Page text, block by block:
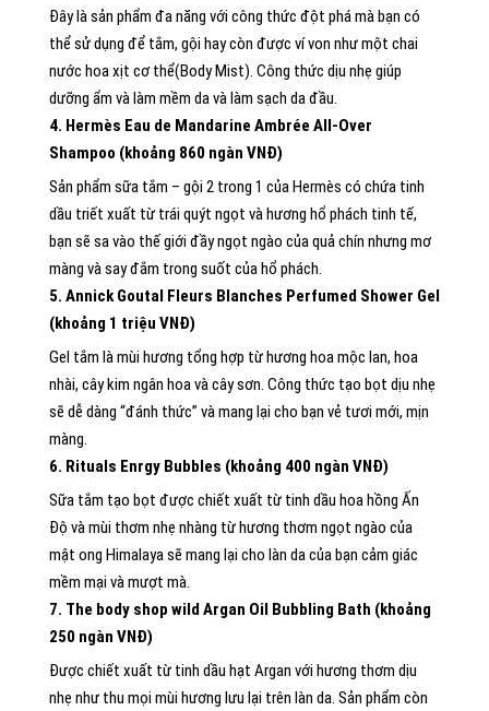
Đây là sản phẩm đa năng với công thức đột phá mà bạn có
thể sử dụng để tắm, gội hay còn được ví von như một chai
nước hoa xịt cơ thể(Body Mist). Công thức dịu nhẹ giúp
dưỡng ẩm và làm mềm da và làm sạch da đầu.
4. Hermès Eau de Mandarine Ambrée All-Over
Shampoo (khoảng 860 ngàn VNĐ)
Sản phẩm sữa tắm – gội 2 trong 1 của Hermès có chứa tinh
dầu triết xuất từ trái quýt ngọt và hương hổ phách tinh tế,
bạn sẽ sa vào thế giới đầy ngọt ngào của quả chín nhưng mơ
màng và say đắm trong suốt của hổ phách.
5. Annick Goutal Fleurs Blanches Perfumed Shower Gel
(khoảng 1 triệu VNĐ)
Gel tắm là mùi hương tổng hợp từ hương hoa mộc lan, hoa
nhài, cây kim ngân hoa và cây sơn. Công thức tạo bọt dịu nhẹ
sẽ dễ dàng “đánh thức” và mang lại cho bạn vẻ tươi mới, mịn
màng.
6. Rituals Enrgy Bubbles (khoảng 400 ngàn VNĐ)
Sữa tắm tạo bọt được chiết xuất từ tinh dầu hoa hồng Ấn
Độ và mùi thơm nhẹ nhàng từ hương thơm ngọt ngào của
mật ong Himalaya sẽ mang lại cho làn da của bạn cảm giác
mềm mại và mượt mà.
7. The body shop wild Argan Oil Bubbling Bath (khoảng
250 ngàn VNĐ)
Được chiết xuất từ tinh dầu hạt Argan với hương thơm dịu
nhẹ như thu mọi mùi hương lưu lại trên làn da. Sản phẩm còn